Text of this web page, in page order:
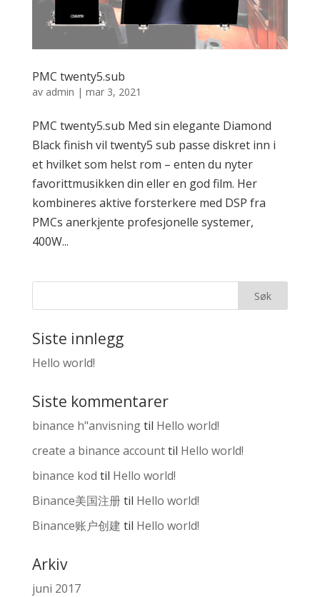
PMC twenty5.sub
av admin | mar 3, 2021
PMC twenty5.sub Med sin elegante Diamond
Black finish vil twenty5 sub passe diskret inn i
et hvilket som helst rom – enten du nyter
favorittmusikken din eller en god film. Her
kombineres aktive forsterkere med DSP fra
PMCs anerkjente profesjonelle systemer,
400W...
Siste innlegg
Hello world!
Siste kommentarer
binance h"anvisningtil Hello world!
create a binance accounttil Hello world!
binance kod til Hello world!
Binance美国注册til Hello world!
Binance账户创建 til Hello world!
Arkiv
juni 2017